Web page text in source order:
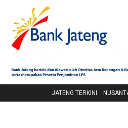
JATENG TERKINI